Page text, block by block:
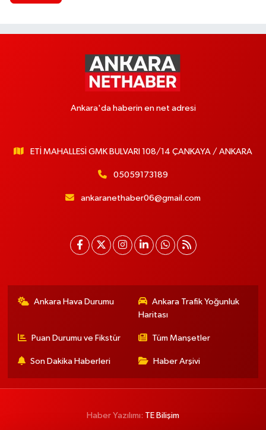
Ankara'da haberin en net adresi
ETİ MAHALLESİ GMK BULVARI 108/14 ÇANKAYA / ANKARA
05059173189
ankaranethaber06@gmail.com
Ankara Hava Durumu
Ankara Trafik Yoğunluk
Haritası
Puan Durumu ve Fikstür Tüm Manşetler
Son Dakika Haberleri Haber Arşivi
Haber Yazılımı: TE Bilişim